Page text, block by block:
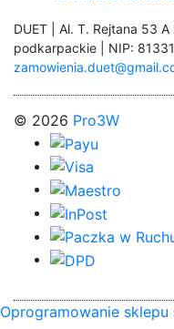
DUET | Al. T. Rejtana 53
podkarpackie | NIP:
© 2026 Pro3W
Oprogramowanie sklepu